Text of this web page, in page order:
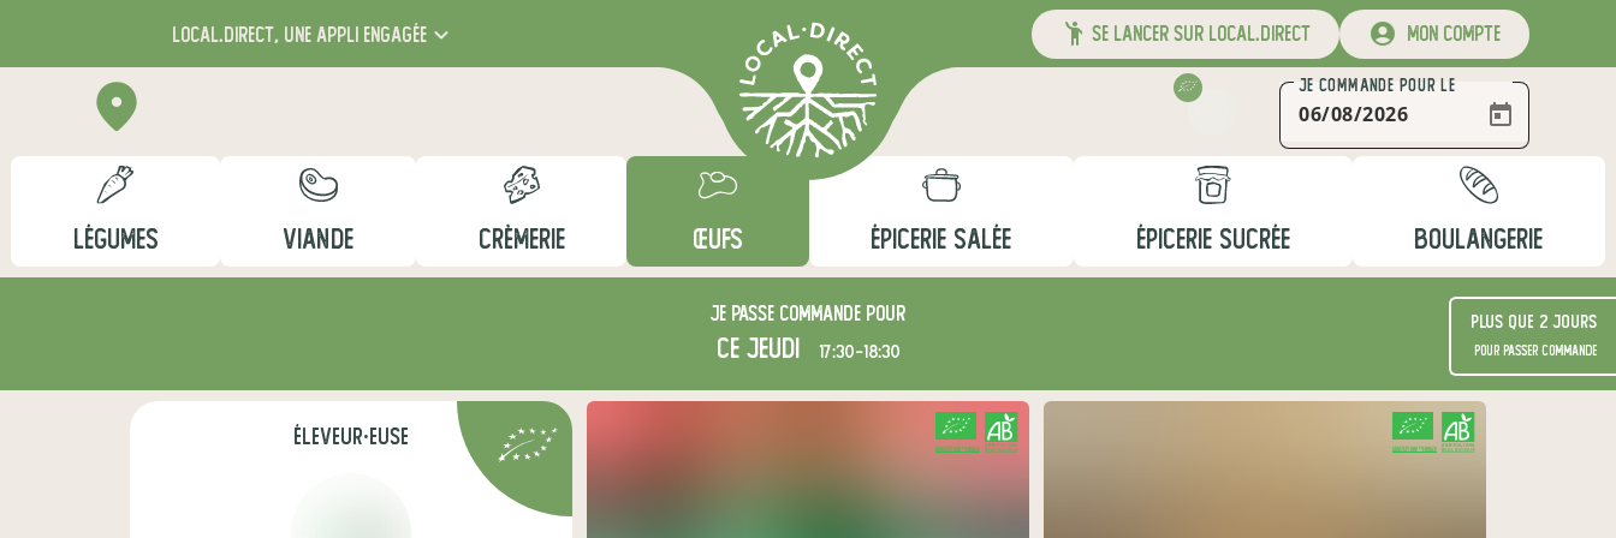
local.direct, une appli engagée se lancer sur local.direct mon compte
JE COMMANDE POUR LE
LÉGUMES VIANDE CRÈMERIE ŒUFS ÉPICERIE SALÉE ÉPICERIE SUCRÉE BOULANGERIE
Je passe commande pour
ce jeudi 17:30-18:30
Plus que 2 jours
pour passer commande
éleveur·euse CERTIFIÉ PAR FR-BIO-15
AGRICULTURE FRANCE CERTIFIÉ PAR FR-BIO-15
AGRICULTURE FRANCE